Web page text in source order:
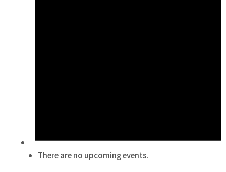
There are no upcoming events.